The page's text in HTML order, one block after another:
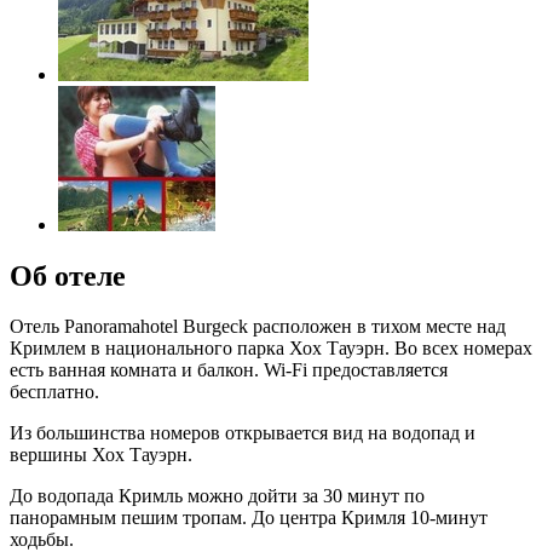
Об отеле
Отель Panoramahotel Burgeck расположен в тихом месте над
Кримлем в национального парка Хох Тауэрн. Во всех номерах
есть ванная комната и балкон. Wi-Fi предоставляется
бесплатно.
Из большинства номеров открывается вид на водопад и
вершины Хох Тауэрн.
До водопада Кримль можно дойти за 30 минут по
панорамным пешим тропам. До центра Кримля 10-минут
ходьбы.